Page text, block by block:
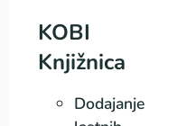
KOBI
Knjižnica
Dodajanje